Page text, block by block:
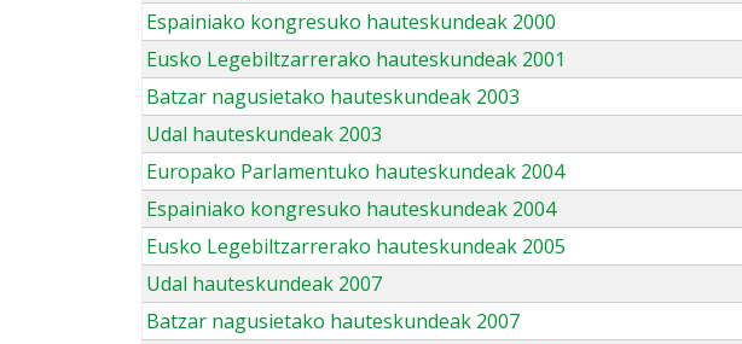
Espainiako kongresuko hauteskundeak 2000
Eusko Legebiltzarrerako hauteskundeak 2001
Batzar nagusietako hauteskundeak 2003
Udal hauteskundeak 2003
Europako Parlamentuko hauteskundeak 2004
Espainiako kongresuko hauteskundeak 2004
Eusko Legebiltzarrerako hauteskundeak 2005
Udal hauteskundeak 2007
Batzar nagusietako hauteskundeak 2007